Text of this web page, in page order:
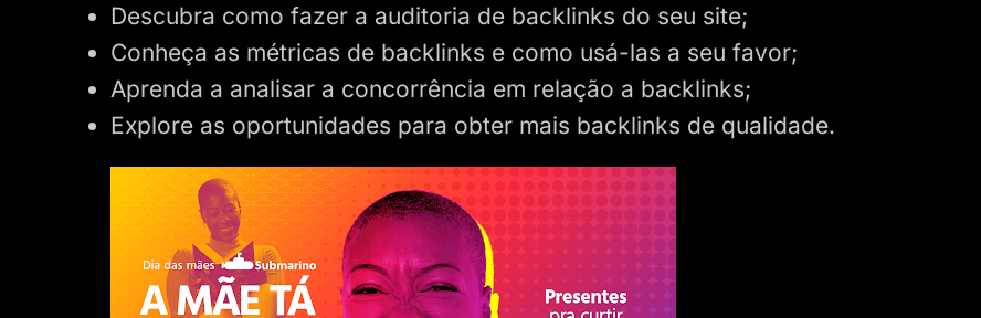
Descubra como fazer a auditoria de backlinks do seu site;
Conheça as métricas de backlinks e como usá-las a seu favor;
Aprenda a analisar a concorrência em relação a backlinks;
Explore as oportunidades para obter mais backlinks de qualidade.